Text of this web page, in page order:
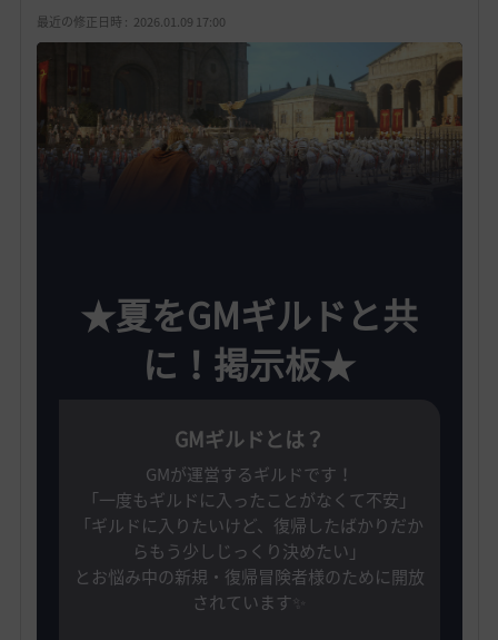
入
り
最近の修正日時 : 2026.01.09 17:00
★夏をGMギルドと共
に！ 掲示板★
GMギルドとは？
GMが運営するギルドです！
「一度もギルドに入ったことがなくて不安」
「ギルドに入りたいけど、復帰したばかりだか
らもう少しじっくり決めたい」
とお悩み中の新規・復帰冒険者様のために開放
されています✨️